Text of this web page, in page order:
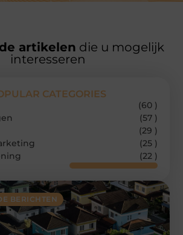
artikelen die u mogelijk
interesseren
BERICHTEN
CATEGORIES
(60 )
(57 )
(29 )
(25 )
(22 )